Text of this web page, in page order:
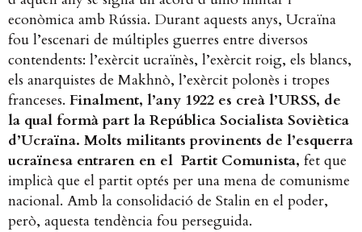
econòmica amb Rússia. Durant aquests anys, Ucraïna
fou l’escenari de múltiples guerres entre diversos
contendents: l’exèrcit ucraïnès, l’exèrcit roig, els blancs,
els anarquistes de Makhnò, l’exèrcit polonès i tropes
franceses. Finalment, l’any 1922 es creà l’URSS, de
la qual formà part la República Socialista Soviètica
d’Ucraïna. Molts militants provinents de l’esquerra
ucraïnesa entraren en el Partit Comunista, fet que
implicà que el partit optés per una mena de comunisme
nacional. Amb la consolidació de Stalin en el poder,
però, aquesta tendència fou perseguida.